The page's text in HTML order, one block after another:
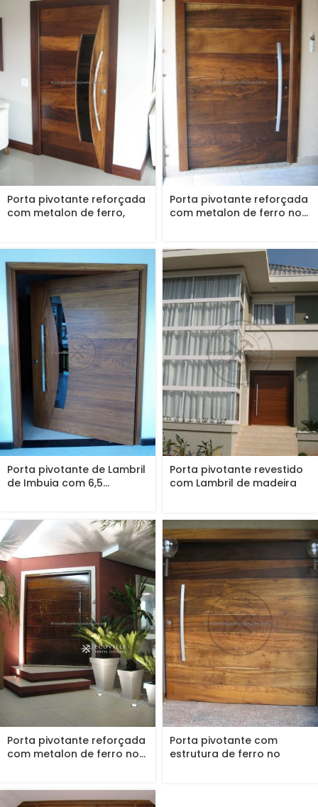
Porta pivotante reforçada
com metalon de ferro,
Porta pivotante reforçada
com metalon de ferro no...
Porta pivotante de Lambril
de Imbuia com 6,5...
Porta pivotante revestido
com Lambril de madeira
Porta pivotante reforçada
com metalon de ferro no...
Porta pivotante com
estrutura de ferro no